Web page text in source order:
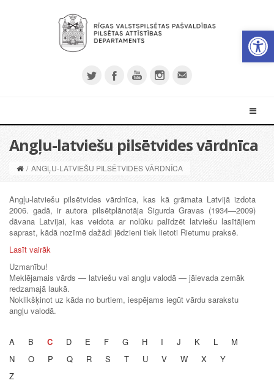
Angļu-latviešu pilsētvides vārdnīca
/ ANGĻU-LATVIEŠU PILSĒTVIDES VĀRDNĪCA
Angļu-latviešu pilsētvides vārdnīca, kas kā grāmata Latvijā izdota
2006. gadā, ir autora pilsētplānotāja Sigurda Gravas (1934—2009)
dāvana Latvijai, kas veidota ar nolūku palīdzēt latviešu lasītājiem
saprast, kādā nozīmē dažādi jēdzieni tiek lietoti Rietumu praksē.
Lasīt vairāk
Uzmanību!
Meklējamais vārds — latviešu vai angļu valodā — jāievada zemāk
redzamajā laukā.
Noklikšķinot uz kāda no burtiem, iespējams iegūt vārdu sarakstu
angļu valodā.
A B C D E F G H I J K L
M
N
O P Q R S T U V W X
Y
Z